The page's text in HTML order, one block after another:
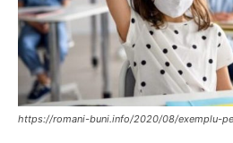
https://romani-buni.info/2020/08/exemplu-